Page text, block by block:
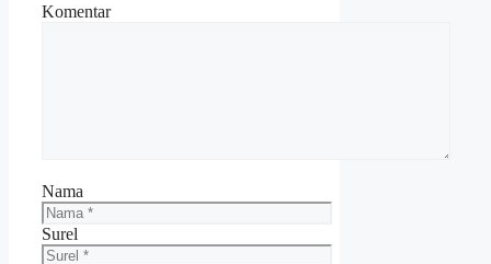
Komentar
Nama
Surel